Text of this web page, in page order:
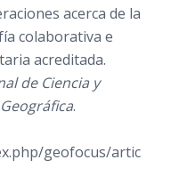
acerca de la
colaborativa e
acreditada.
de Ciencia y
.
geofocus/article/